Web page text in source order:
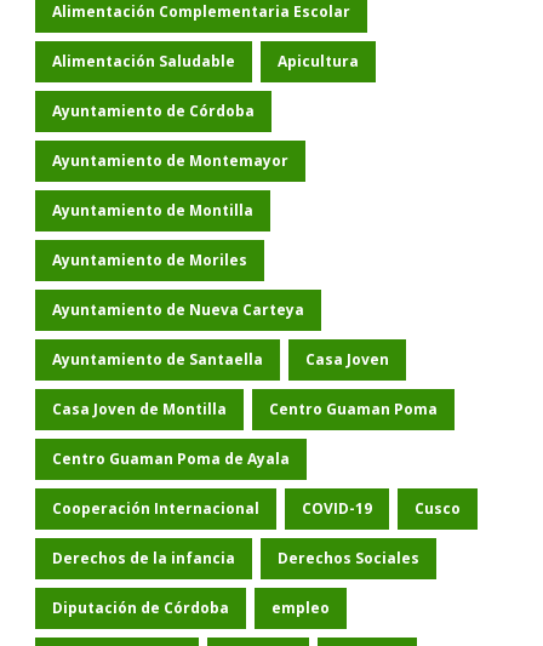
Alimentación Complementaria Escolar
Alimentación Saludable Apicultura
Ayuntamiento de Córdoba
Ayuntamiento de Montemayor
Ayuntamiento de Montilla
Ayuntamiento de Moriles
Ayuntamiento de Nueva Carteya
Ayuntamiento de Santaella Casa Joven
Casa Joven de Montilla Centro Guaman Poma
Centro Guaman Poma de Ayala
Cooperación Internacional COVID-19 Cusco
Derechos de la infancia Derechos Sociales
Diputación de Córdoba empleo